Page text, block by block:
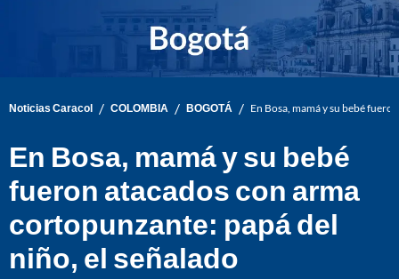
Noticias Caracol / COLOMBIA / BOGOTÁ / En Bosa, mamá y su bebé
En Bosa, mamá y su bebé
fueron atacados con arma
cortopunzante: papá del
niño, el señalado